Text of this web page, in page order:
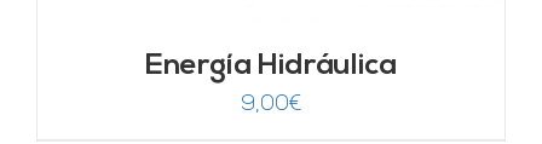
Energía Hidráulica
9,00€